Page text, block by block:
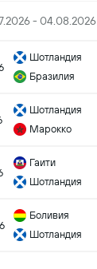
- 04.08.2026
Шотландия
Бразилия
Шотландия
Марокко
Гаити
Шотландия
Боливия
Шотландия